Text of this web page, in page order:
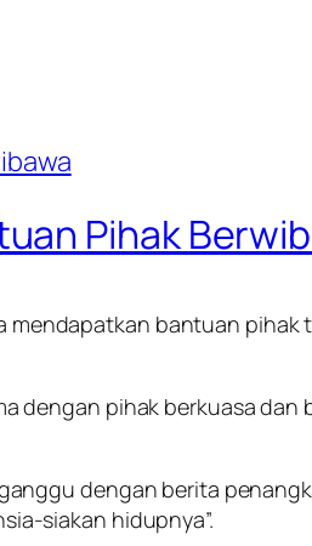
Pihak
mendapatkan bantuan
dengan pihak berkuasa dan
dengan berita
siakan hidupnya”.